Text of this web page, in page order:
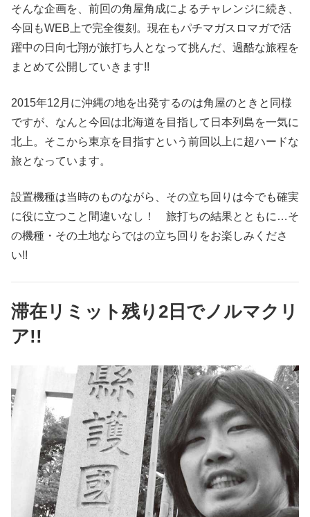
そんな企画を、前回の角屋角成によるチャレンジに続き、
今回もWEB上で完全復刻。現在もパチマガスロマガで活
躍中の日向七翔が旅打ち人となって挑んだ、過酷な旅程を
まとめて公開していきます!!
2015年12月に沖縄の地を出発するのは角屋のときと同様
ですが、なんと今回は北海道を目指して日本列島を一気に
北上。そこから東京を目指すという前回以上に超ハードな
旅となっています。
設置機種は当時のものながら、その立ち回りは今でも確実
に役に立つこと間違いなし！ 旅打ちの結果とともに…そ
の機種・その土地ならではの立ち回りをお楽しみくださ
い!!
滞在リミット残り2日でノルマクリ
ア!!